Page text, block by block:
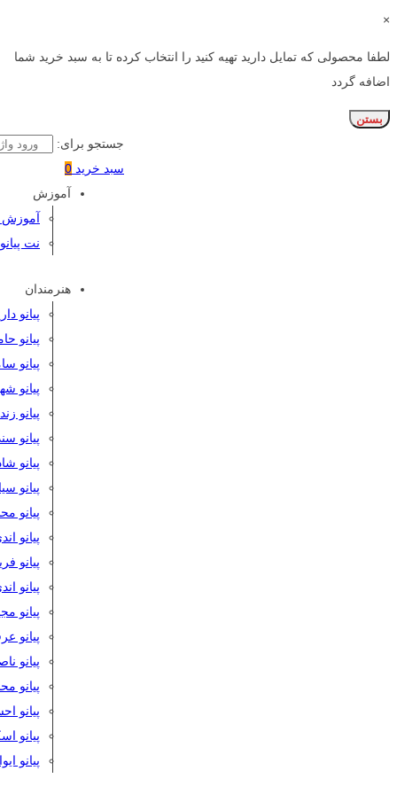
×
لطفا محصولی که تمایل دارید تهیه کنید را انتخاب کرده تا به سبد خرید شما
اضافه گردد
بستن
جستجو برای:
سبد خرید 0
آموزش
آموزش
نت پیانو
هنرمندان
پیانو
پیانو
پیانو
پیانو
پیانو
پیانو
پیانو
پیانو
پیانو
پیانو
پیانو
پیانو
پیانو
پیانو
پیانو
پیانو
پیانو
پیانو
پیانو